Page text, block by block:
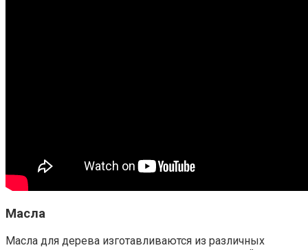
Масла
Масла для дерева изготавливаются из различных